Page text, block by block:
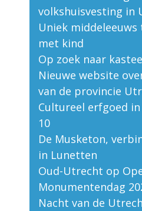
volkshuisvesting in
Uniek
met kind
Op zoek naar
Nieuwe website
van de provincie
Cultureel erfgoed
10
De Musketon,
in Lunetten
Oud-Utrecht op
Monumentendag
Nacht van de